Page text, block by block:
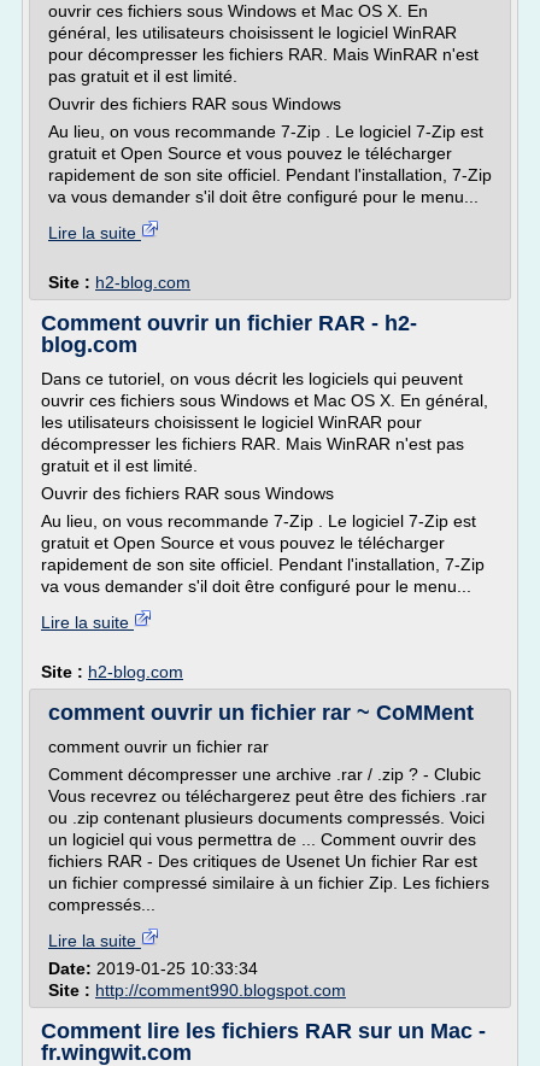
ouvrir ces fichiers sous Windows et Mac OS X. En
général, les utilisateurs choisissent le logiciel WinRAR
pour décompresser les fichiers RAR. Mais WinRAR n'est
pas gratuit et il est limité.
Ouvrir des fichiers RAR sous Windows
Au lieu, on vous recommande 7-Zip . Le logiciel 7-Zip est
gratuit et Open Source et vous pouvez le télécharger
rapidement de son site officiel. Pendant l'installation, 7-Zip
va vous demander s'il doit être configuré pour le menu...
Lire la suite
Site : h2-blog.com
Comment ouvrir un fichier RAR - h2-
blog.com
Dans ce tutoriel, on vous décrit les logiciels qui peuvent
ouvrir ces fichiers sous Windows et Mac OS X. En général,
les utilisateurs choisissent le logiciel WinRAR pour
décompresser les fichiers RAR. Mais WinRAR n'est pas
gratuit et il est limité.
Ouvrir des fichiers RAR sous Windows
Au lieu, on vous recommande 7-Zip . Le logiciel 7-Zip est
gratuit et Open Source et vous pouvez le télécharger
rapidement de son site officiel. Pendant l'installation, 7-Zip
va vous demander s'il doit être configuré pour le menu...
Lire la suite
Site : h2-blog.com
comment ouvrir un fichier rar ~ CoMMent
comment ouvrir un fichier rar
Comment décompresser une archive .rar / .zip ? - Clubic
Vous recevrez ou téléchargerez peut être des fichiers .rar
ou .zip contenant plusieurs documents compressés. Voici
un logiciel qui vous permettra de ... Comment ouvrir des
fichiers RAR - Des critiques de Usenet Un fichier Rar est
un fichier compressé similaire à un fichier Zip. Les fichiers
compressés...
Lire la suite
Date: 2019-01-25 10:33:34
Site : http://comment990.blogspot.com
Comment lire les fichiers RAR sur un Mac -
fr.wingwit.com